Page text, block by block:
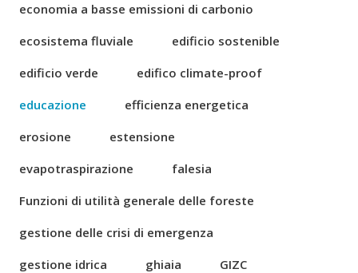
economia a basse emissioni di carbonio
ecosistema fluviale
edificio sostenible
edificio verde
edifico climate-proof
educazione
efficienza energetica
erosione
estensione
evapotraspirazione
falesia
Funzioni di utilità generale delle foreste
gestione delle crisi di emergenza
gestione idrica
ghiaia
GIZC